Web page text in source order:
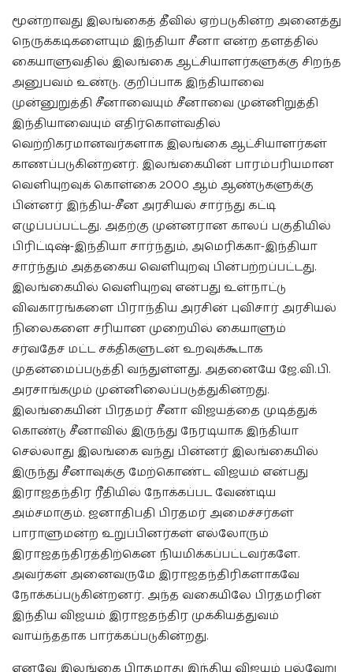
மூன்றாவது இலங்கைத் தீவில் ஏற்படுகின்ற அனைத்து
நெருக்கடிகளையும் இந்தியா சீனா என்ற தளத்தில்
கையாளுவதில் இலங்கை ஆட்சியாளர்களுக்கு சிறந்த
அனுபவம் உண்டு. குறிப்பாக இந்தியாவை
முன்னுறுத்தி சீனாவையும் சீனாவை முன்னிறுத்தி
இந்தியாவையும் எதிர்கொள்வதில்
வெற்றிகரமானவர்களாக இலங்கை ஆட்சியாளர்கள்
காணப்படுகின்றனர். இலங்கையின் பாரம்பரியமான
வெளியுறவுக் கொள்கை 2000 ஆம் ஆண்டுகளுக்கு
பின்னர் இந்திய-சீன அரசியல் சார்ந்து கட்டி
எழுப்பப்பட்டது. அதற்கு முன்னரான காலப் பகுதியில்
பிரிட்டிஷ்-இந்தியா சார்ந்தும், அமெரிக்கா-இந்தியா
சார்ந்தும் அத்தகைய வெளியுறவு பின்பற்றப்பட்டது.
இலங்கையில் வெளியுறவு என்பது உள்நாட்டு
விவகாரங்களை பிராந்திய அரசின் புவிசார் அரசியல்
நிலைகளை சரியான முறையில் கையாளும்
சர்வதேச மட்ட சக்திகளுடன் உறவுக்கூடாக
முதன்மைப்படுத்தி வந்துள்ளது. அதனையே ஜே.வி.பி.
அரசாங்கமும் முன்னிலைப்படுத்துகின்றது.
இலங்கையின் பிரதமர் சீனா விஜயத்தை முடித்துக்
கொண்டு சீனாவில் இருந்து நேரடியாக இந்தியா
செல்லாது இலங்கை வந்து பின்னர் இலங்கையில்
இருந்து சீனாவுக்கு மேற்கொண்ட விஜயம் என்பது
இராஜதந்திர ரீதியில் நோக்கப்பட வேண்டிய
அம்சமாகும். ஜனாதிபதி பிரதமர் அமைச்சர்கள்
பாராளுமன்ற உறுப்பினர்கள் எல்லோரும்
இராஜதந்திரத்திற்கென நியமிக்கப்பட்டவர்களே.
அவர்கள் அனைவருமே இராஜதந்திரிகளாகவே
நோக்கப்படுகின்றனர். அந்த வகையிலே பிரதமரின்
இந்திய விஜயம் இராஜதந்திர முக்கியத்துவம்
வாய்ந்ததாக பார்க்கப்படுகின்றது.